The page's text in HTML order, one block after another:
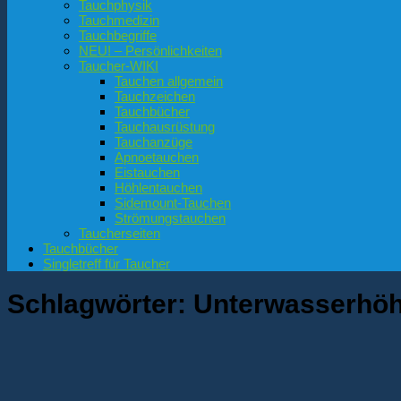
Tauchphysik
Tauchmedizin
Tauchbegriffe
NEU! – Persönlichkeiten
Taucher-WIKI
Tauchen allgemein
Tauchzeichen
Tauchbücher
Tauchausrüstung
Tauchanzüge
Apnoetauchen
Eistauchen
Höhlentauchen
Sidemount-Tauchen
Strömungstauchen
Taucherseiten
Tauchbücher
Singletreff für Taucher
Schlagwörter: